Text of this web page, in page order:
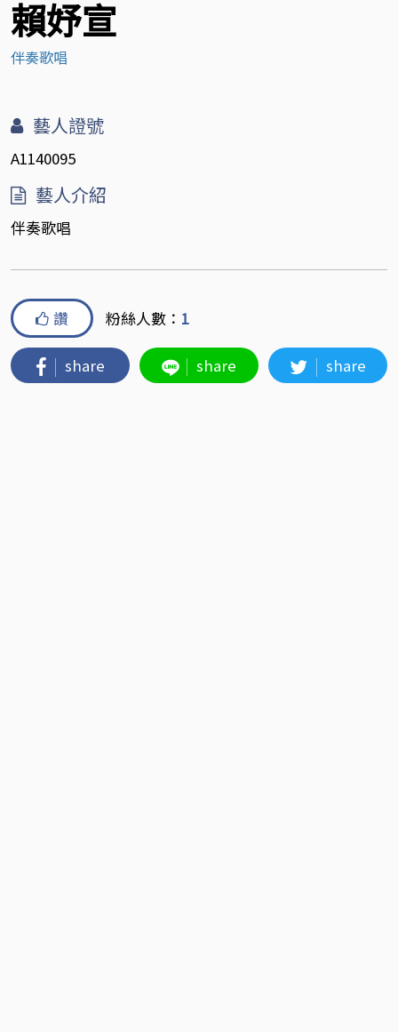
賴妤宣
伴奏歌唱
藝人證號
A1140095
藝人介紹
伴奏歌唱
讚 粉絲人數： 1
share share share